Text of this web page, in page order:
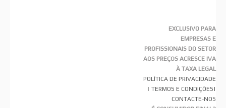
EXCLUSIVO PARA
EMPRESAS E
PROFISSIONAIS DO SETOR
AOS PREÇOS ACRESCE IVA
À TAXA LEGAL
POLÍTICA DE PRIVACIDADE
| TERMOS E CONDIÇÕES|
CONTACTE-NOS